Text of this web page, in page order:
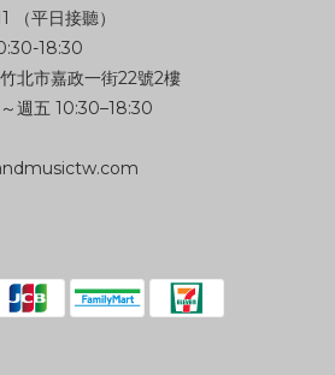
（平日接聽）
18:30
北市嘉政一街22號2樓
週五 10:30–18:30